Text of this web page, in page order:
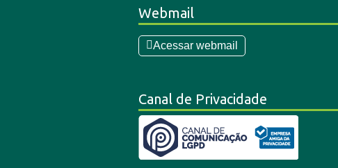
Webmail
Acessar webmail
Canal de Privacidade